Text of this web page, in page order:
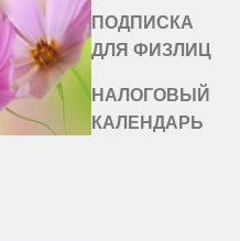
ПОДПИСКА
ДЛЯ ФИЗЛИЦ
НАЛОГОВЫЙ
КАЛЕНДАРЬ